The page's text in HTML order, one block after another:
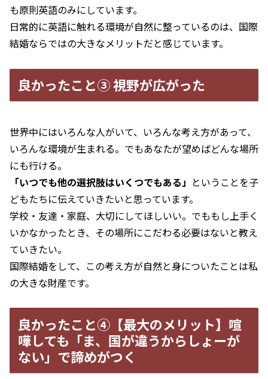
も原則英語のみにしています。
日常的に英語に触れる環境が自然に整っているのは、国際
結婚ならではの大きなメリットだと感じています。
良かったこと③ 視野が広がった
世界中にはいろんな人がいて、いろんな考え方があって、
いろんな環境が生まれる。でもあなたが望めばどんな場所
にも行ける。
「いつでも他の選択肢はいくつでもある」 ということを子
どもたちに伝えていきたいと思っています。
学校・友達・家庭、大切にしてほしいい。でももし上手く
いかなかったとき、その場所にこだわる必要はないと教え
ていきたい。
国際結婚をして、この考え方が自然と身についたことは私
の大きな財産です。
良かったこと④【最大のメリット】喧
嘩しても「ま、国が違うからしょーが
ない」で諦めがつく